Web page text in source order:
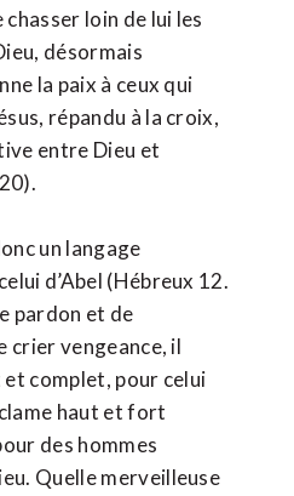
loin de lui les
désormais
la paix à ceux qui
répandu à la croix,
entre Dieu et
un langage
d’Abel (Hébreux 12.
pardon et de
crier vengeance, il
complet, pour celui
haut et fort
des hommes
Quelle merveilleuse